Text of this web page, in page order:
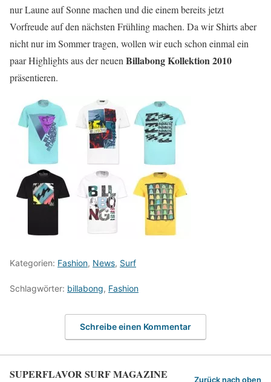
nur Laune auf Sonne machen und die einem bereits jetzt
Vorfreude auf den nächsten Frühling machen. Da wir Shirts aber
nicht nur im Sommer tragen, wollen wir euch schon einmal ein
paar Highlights aus der neuen Billabong Kollektion 2010
präsentieren.
Kategorien: Fashion, News, Surf
Schlagwörter: billabong, Fashion
Schreibe einen Kommentar
SUPERFLAVOR SURF MAGAZINE Zurück nach oben